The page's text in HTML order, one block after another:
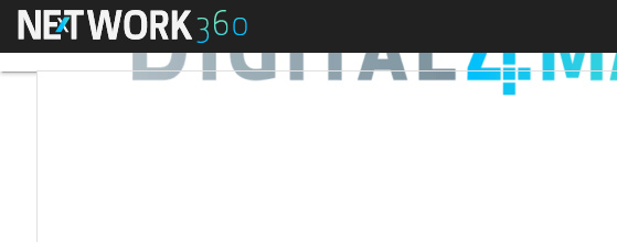
Menu